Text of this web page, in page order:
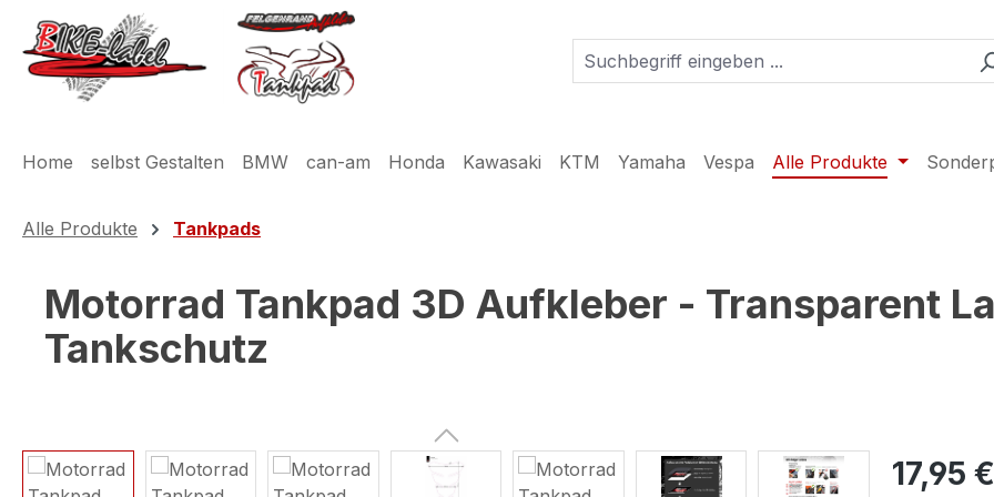
Hauptinhalt springen
Zur Suche springen
Zur Hauptnavigation springen
Home selbst Gestalten BMW can-am Honda Kawasaki KTM Yamaha Vespa Alle Produkte
Alle Produkte Tankpads
Motorrad Tankpad 3D Aufkleber - Transparent
Tankschutz
Bildergalerie überspringen 17,95 €